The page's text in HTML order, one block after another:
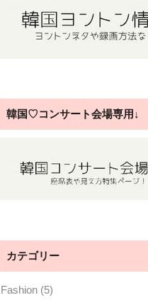
韓国♡コンサート会場専用↓
カテゴリー
Fashion (5)